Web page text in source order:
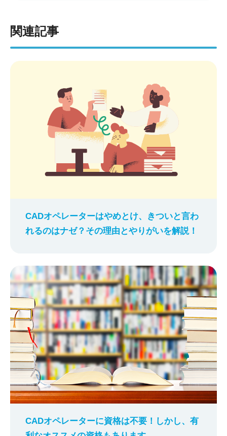
関連記事
CADオペレーターはやめとけ、きついと言わ
れるのはナゼ？その理由とやりがいを解説！
CADオペレーターに資格は不要！しかし、有